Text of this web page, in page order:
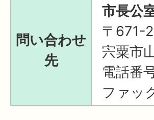
問い合わせ
先
市長公
〒671-
宍粟市
電話番
ファッ